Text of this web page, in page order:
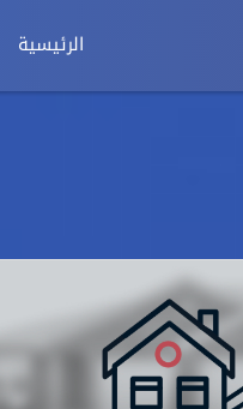
الرئيسية